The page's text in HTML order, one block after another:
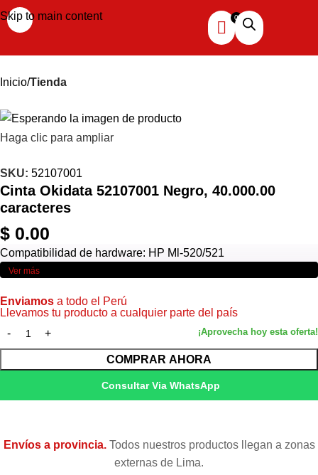
Skip to main content
Inicio Tienda
Haga clic para ampliar
SKU: 52107001
Cinta Okidata 52107001 Negro, 40.000.00
caracteres
$ 0.00
Compatibilidad de hardware: HP Ml-520/521
Ver más
Enviamos a todo el Perú
Llevamos tu producto a cualquier parte del país
COMPRAR AHORA
Consultar Via WhatsApp
Envíos a provincia.Todos nuestros productos llegan a zonas
externas de Lima.